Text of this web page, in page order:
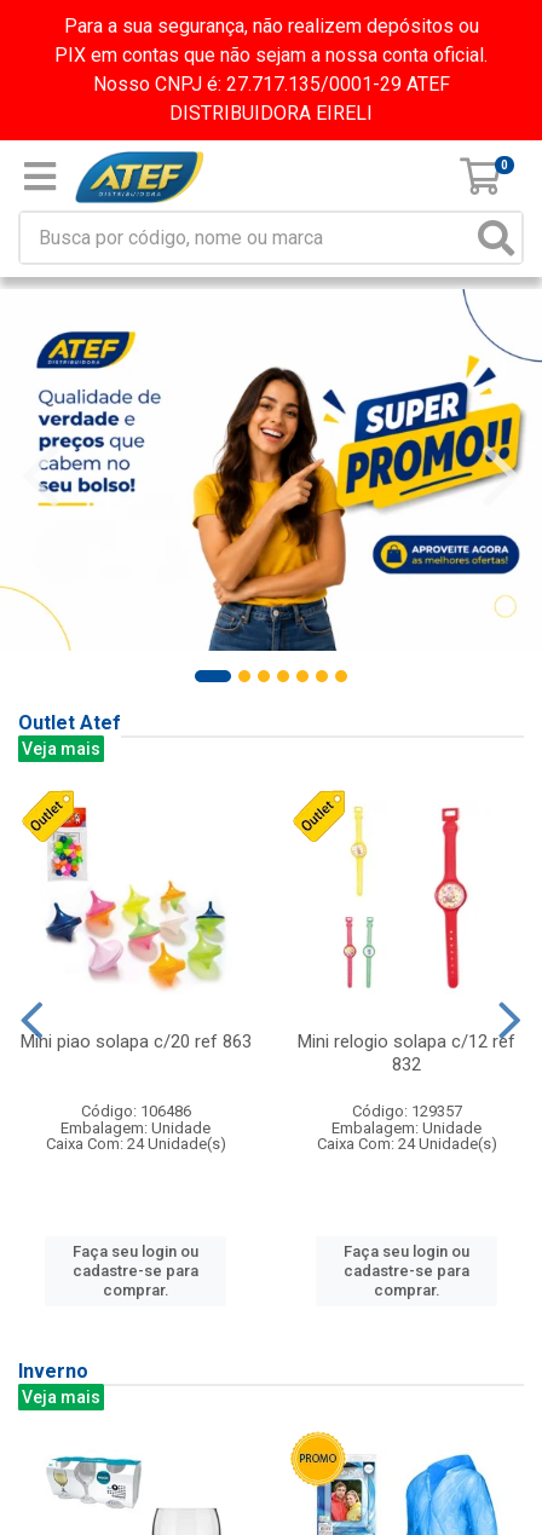
Para a sua segurança, não realizem depósitos ou
PIX em contas que não sejam a nossa conta oficial.
Nosso CNPJ é: 27.717.135/0001-29 ATEF
DISTRIBUIDORA EIRELI
0
Outlet Atef
Veja mais
Mini piao solapa c/20 ref 863
Código: 106486
Embalagem: Unidade
Caixa Com: 24 Unidade(s)
Faça seu login ou
cadastre-se para
comprar.
Mini relogio solapa c/12 ref
832
Código: 129357
Embalagem: Unidade
Caixa Com: 24 Unidade(s)
Faça seu login ou
cadastre-se para
comprar.
Inverno
Veja mais